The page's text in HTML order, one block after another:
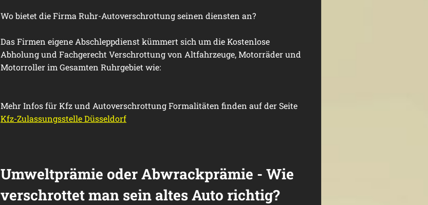
Wo bietet die Firma Ruhr-Autoverschrottung seinen diensten an?
Das Firmen eigene Abschleppdienst kümmert sich um die Kostenlose
Abholung und Fachgerecht Verschrottung von Altfahrzeuge, Motorräder und
Motorroller im Gesamten Ruhrgebiet wie:
Mehr Infos für Kfz und Autoverschrottung Formalitäten finden auf der Seite
Kfz-Zulassungsstelle Düsseldorf
Umweltprämie oder Abwrackprämie - Wie
verschrottet man sein altes Auto richtig?